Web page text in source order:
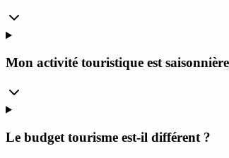
Mon activité touristique est
Le budget tourisme est-il différent ?